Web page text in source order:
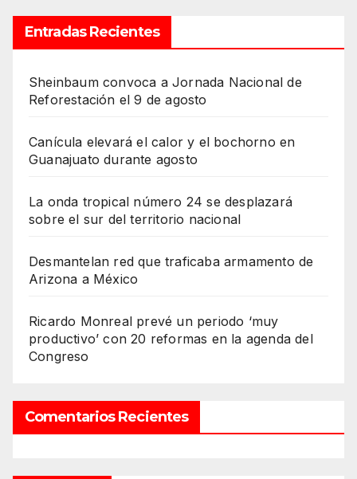
Entradas Recientes
Sheinbaum convoca a Jornada Nacional de
Reforestación el 9 de agosto
Canícula elevará el calor y el bochorno en
Guanajuato durante agosto
La onda tropical número 24 se desplazará
sobre el sur del territorio nacional
Desmantelan red que traficaba armamento de
Arizona a México
Ricardo Monreal prevé un periodo ‘muy
productivo’ con 20 reformas en la agenda del
Congreso
Comentarios Recientes